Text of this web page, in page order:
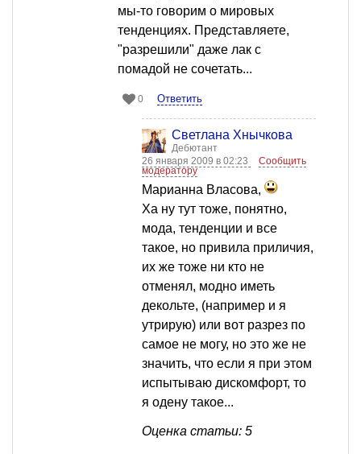
мы-то говорим о мировых
тенденциях. Представляете,
"разрешили" даже лак с
помадой не сочетать...
0 Ответить
Светлана Хнычкова
Дебютант
26 января 2009 в 02:23
Сообщить
модератору
Марианна Власова,
Ха ну тут тоже, понятно,
мода, тенденции и все
такое, но привила приличия,
их же тоже ни кто не
отменял, модно иметь
декольте, (например и я
утрирую) или вот разрез по
самое не могу, но это же не
значить, что если я при этом
испытываю дискомфорт, то
я одену такое...
Оценка статьи: 5